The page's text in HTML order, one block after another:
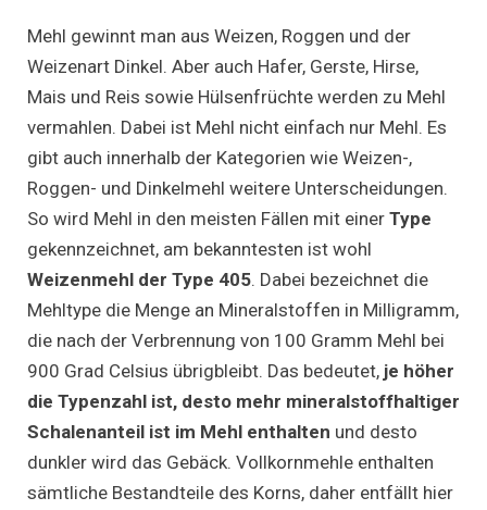
Mehl gewinnt man aus Weizen, Roggen und der
Weizenart Dinkel. Aber auch Hafer, Gerste, Hirse,
Mais und Reis sowie Hülsenfrüchte werden zu Mehl
vermahlen. Dabei ist Mehl nicht einfach nur Mehl. Es
gibt auch innerhalb der Kategorien wie Weizen-,
Roggen- und Dinkelmehl weitere Unterscheidungen.
So wird Mehl in den meisten Fällen mit einer Type
gekennzeichnet, am bekanntesten ist wohl
Weizenmehl der Type 405. Dabei bezeichnet die
Mehltype die Menge an Mineralstoffen in Milligramm,
die nach der Verbrennung von 100 Gramm Mehl bei
900 Grad Celsius übrigbleibt. Das bedeutet, je höher
die Typenzahl ist, desto mehr mineralstoffhaltiger
Schalenanteil ist im Mehl enthalten und desto
dunkler wird das Gebäck. Vollkornmehle enthalten
sämtliche Bestandteile des Korns, daher entfällt hier